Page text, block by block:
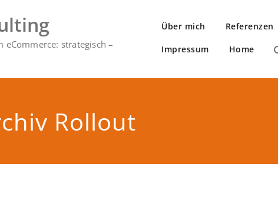
strategisch –
Über mich Referenzen
Impressum Home
Rollout